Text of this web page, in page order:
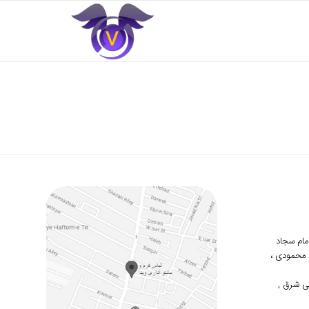
امام سجاد
محمودی ،
شرق ,